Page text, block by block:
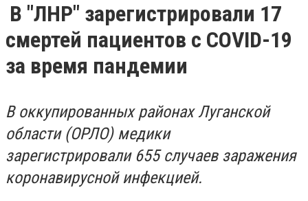
В "ЛНР" зарегистрировали 17
смертей пациентов с COVID-19
за время пандемии
В оккупированных районах Луганской
области (ОРЛО) медики
зарегистрировали 655 случаев заражения
коронавирусной инфекцией.